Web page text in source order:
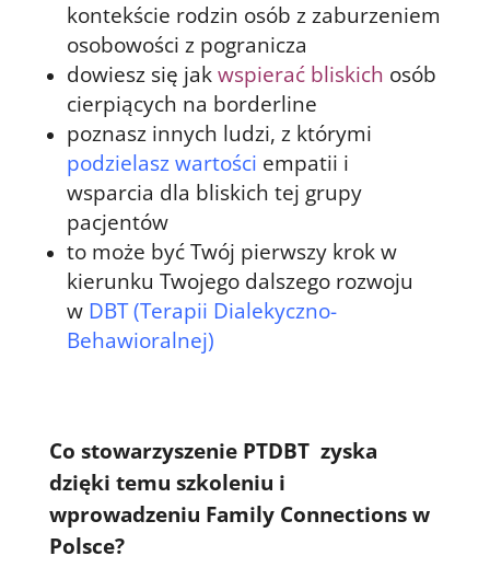
kontekście rodzin osób z zaburzeniem
osobowości z pogranicza
dowiesz się jak wspierać bliskich osób
cierpiących na borderline
poznasz innych ludzi, z którymi
podzielasz wartości empatii i
wsparcia dla bliskich tej grupy
pacjentów
to może być Twój pierwszy krok w
kierunku Twojego dalszego rozwoju
w DBT (Terapii Dialekyczno-
Behawioralnej)
Co stowarzyszenie PTDBT zyska
dzięki temu szkoleniu i
wprowadzeniu Family Connections w
Polsce?